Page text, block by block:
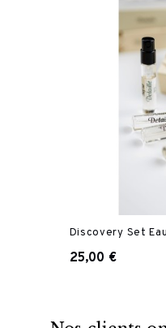
Discovery Set
25,00 €